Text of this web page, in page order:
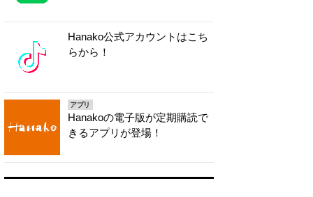
Hanako公式アカウントはこち
らから！
アプリ
Hanakoの電子版が定期購読で
きるアプリが登場！